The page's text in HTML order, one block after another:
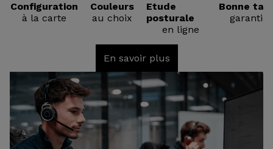
Configuration
à la carte
Couleurs
au choix
Etude
posturale
en ligne
Bonne
garantie
En savoir plus